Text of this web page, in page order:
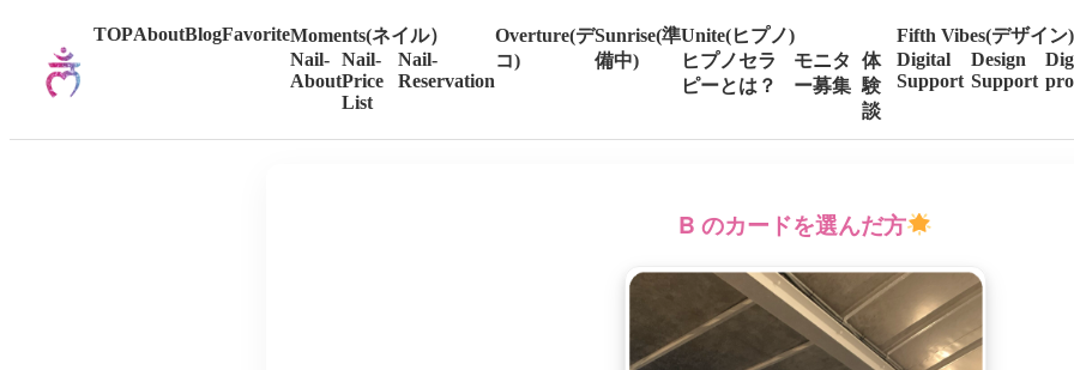
TOPAboutBlogFavoriteMoments(ネイル）
Nail-
About
Nail-
Price
List
Nail-
Reservation
Overture(デ
コ)
Sunrise(準
備中)
Unite(ヒプノ)
ヒプノセラ
ピーとは？
モニタ
ー募集
体
験
談
Fifth Vibes(デザイン)
Digital
Support
Design
Support
B のカードを選んだ方